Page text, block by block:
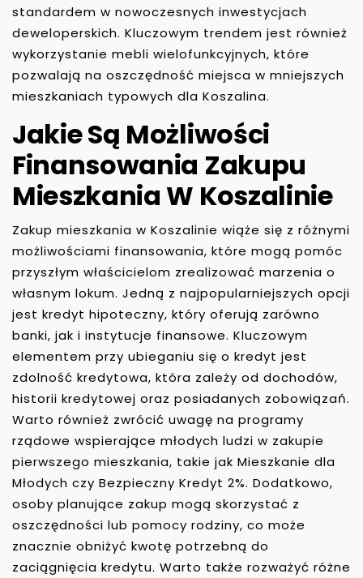
standardem w nowoczesnych inwestycjach
deweloperskich. Kluczowym trendem jest również
wykorzystanie mebli wielofunkcyjnych, które
pozwalają na oszczędność miejsca w mniejszych
mieszkaniach typowych dla Koszalina.
Jakie Są Możliwości
Finansowania Zakupu
Mieszkania W Koszalinie
Zakup mieszkania w Koszalinie wiąże się z różnymi
możliwościami finansowania, które mogą pomóc
przyszłym właścicielom zrealizować marzenia o
własnym lokum. Jedną z najpopularniejszych opcji
jest kredyt hipoteczny, który oferują zarówno
banki, jak i instytucje finansowe. Kluczowym
elementem przy ubieganiu się o kredyt jest
zdolność kredytowa, która zależy od dochodów,
historii kredytowej oraz posiadanych zobowiązań.
Warto również zwrócić uwagę na programy
rządowe wspierające młodych ludzi w zakupie
pierwszego mieszkania, takie jak Mieszkanie dla
Młodych czy Bezpieczny Kredyt 2%. Dodatkowo,
osoby planujące zakup mogą skorzystać z
oszczędności lub pomocy rodziny, co może
znacznie obniżyć kwotę potrzebną do
zaciągnięcia kredytu. Warto także rozważyć różne